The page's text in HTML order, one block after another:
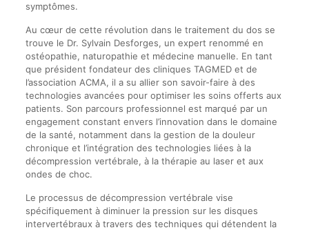
symptômes.
Au cœur de cette révolution dans le traitement du dos se
trouve le Dr. Sylvain Desforges, un expert renommé en
ostéopathie, naturopathie et médecine manuelle. En tant
que président fondateur des cliniques TAGMED et de
l’association ACMA, il a su allier son savoir-faire à des
technologies avancées pour optimiser les soins offerts aux
patients. Son parcours professionnel est marqué par un
engagement constant envers l’innovation dans le domaine
de la santé, notamment dans la gestion de la douleur
chronique et l’intégration des technologies liées à la
décompression vertébrale, à la thérapie au laser et aux
ondes de choc.
Le processus de décompression vertébrale vise
spécifiquement à diminuer la pression sur les disques
intervertébraux à travers des techniques qui détendent la